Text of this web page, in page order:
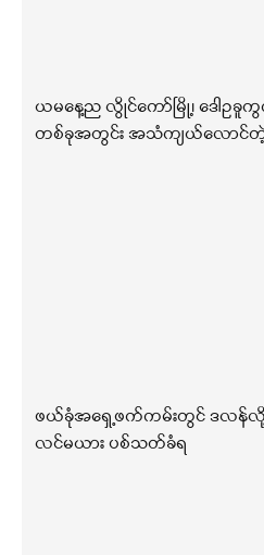
ယမနေ့ည လွိုင်ကော်မြို့၊ ဒေါဥခူ
တစ်ခုအတွင်း အသံကျယ်လောင်တဲ့
ဖယ်ခုံအရှေ့ဖက်ကမ်းတွင် ဒလန်
လင်မယား ပစ်သတ်ခံရ